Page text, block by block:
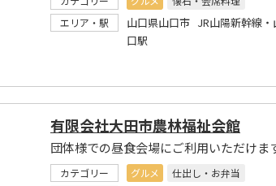
エリア・駅
山口県山口市 JR山陽新幹線
口駅
有限会社大田市農林福祉会館
団体様での昼食会場にご利用いただけま
カテゴリー グルメ
仕出し・お弁当